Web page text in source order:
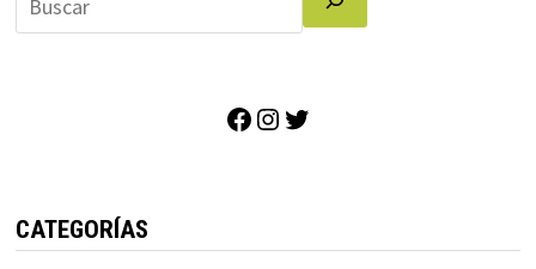
Facebook
Instagram
CATEGORÍAS